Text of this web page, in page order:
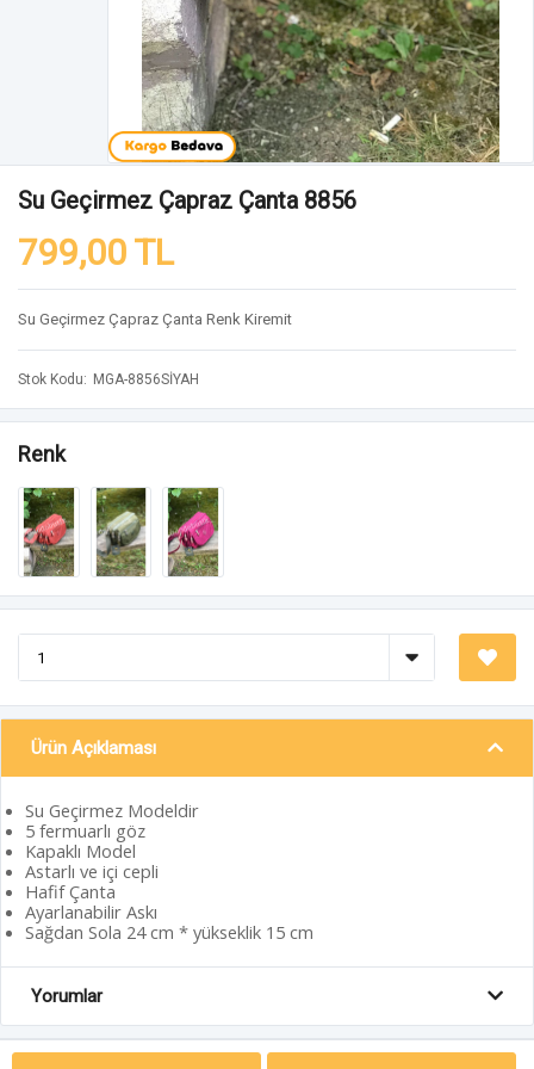
Su Geçirmez Çapraz Çanta 8856
799,00 TL
Su Geçirmez Çapraz Çanta Renk Kiremit
Stok Kodu MGA-8856SİYAH
Renk
Ürün Açıklaması
Su Geçirmez Modeldir
5 fermuarlı göz
Kapaklı Model
Astarlı ve içi cepli
Hafif Çanta
Ayarlanabilir Askı
Sağdan Sola 24 cm * yükseklik 15 cm
Yorumlar